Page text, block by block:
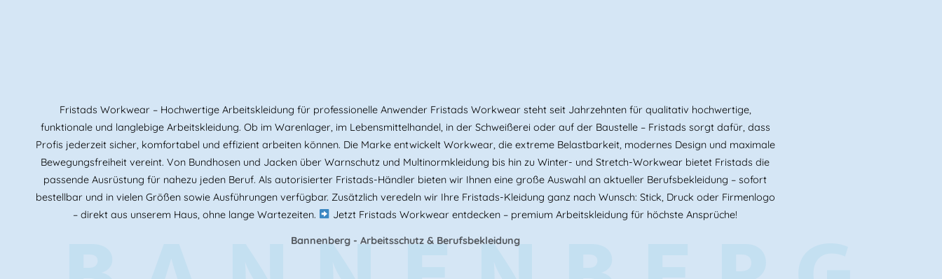
Fristads Workwear – Hochwertige Arbeitskleidung für professionelle Anwender Fristads Workwear steht seit Jahrzehnten für qualitativ hochwertige,
funktionale und langlebige Arbeitskleidung. Ob im Warenlager, im Lebensmittelhandel, in der Schweißerei oder auf der Baustelle – Fristads sorgt dafür, dass
Profis jederzeit sicher, komfortabel und effizient arbeiten können. Die Marke entwickelt Workwear, die extreme Belastbarkeit, modernes Design und maximale
Bewegungsfreiheit vereint. Von Bundhosen und Jacken über Warnschutz und Multinormkleidung bis hin zu Winter- und Stretch-Workwear bietet Fristads die
passende Ausrüstung für nahezu jeden Beruf. Als autorisierter Fristads-Händler bieten wir Ihnen eine große Auswahl an aktueller Berufsbekleidung – sofort
bestellbar und in vielen Größen sowie Ausführungen verfügbar. Zusätzlich veredeln wir Ihre Fristads-Kleidung ganz nach Wunsch: Stick, Druck oder Firmenlogo
– direkt aus unserem Haus, ohne lange Wartezeiten.
Jetzt Fristads Workwear entdecken – premium Arbeitskleidung für höchste Ansprüche!
Bannenberg - Arbeitsschutz & Berufsbekleidung